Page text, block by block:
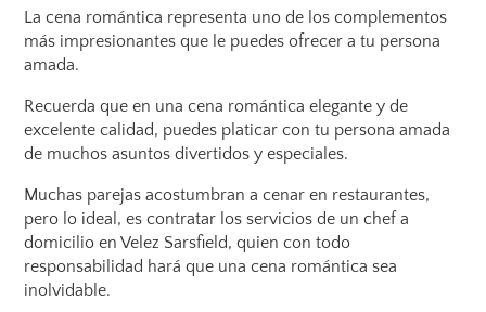
La cena romántica representa uno de los complementos
más impresionantes que le puedes ofrecer a tu persona
amada.
Recuerda que en una cena romántica elegante y de
excelente calidad, puedes platicar con tu persona amada
de muchos asuntos divertidos y especiales.
Muchas parejas acostumbran a cenar en restaurantes,
pero lo ideal, es contratar los servicios de un chef a
domicilio en Velez Sarsfield, quien con todo
responsabilidad hará que una cena romántica sea
inolvidable.